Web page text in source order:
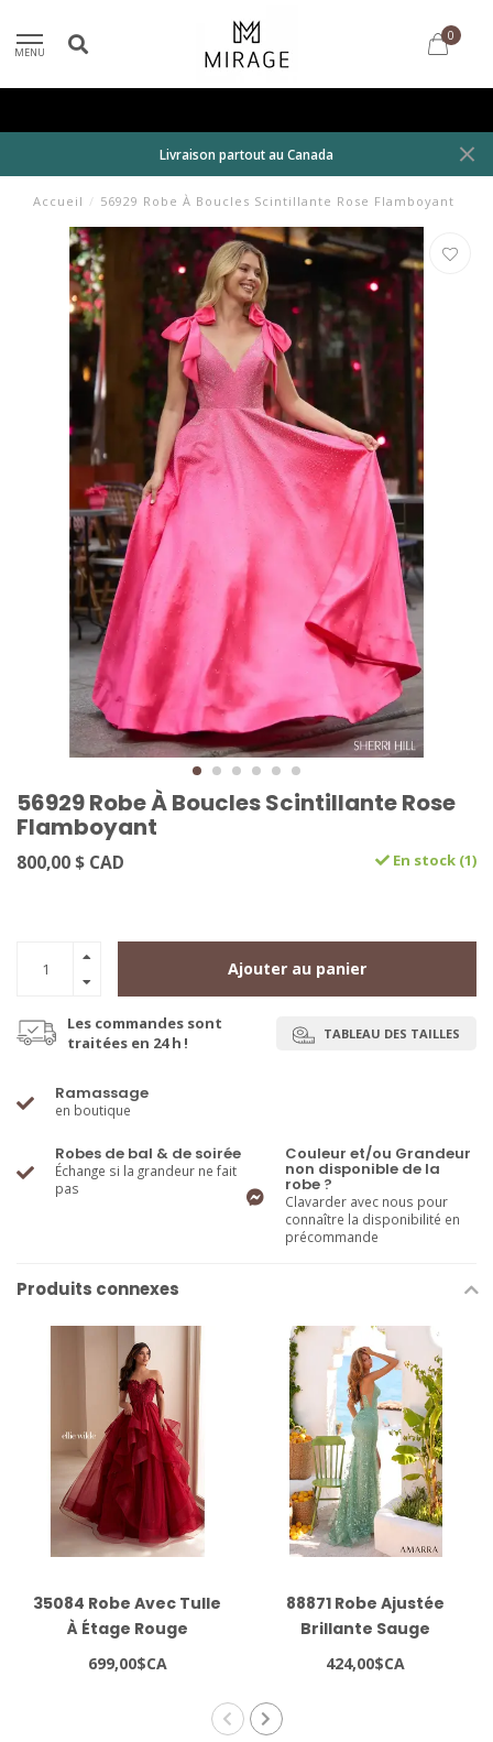
MENU
0
Livraison partout au Canada
Accueil / 56929 Robe À Boucles Scintillante Rose Flamboyant
56929 Robe À Boucles Scintillante Rose
Flamboyant
800,00 $ CAD En stock (1)
Ajouter au panier
Les commandes sont
traitées en 24 h !
TABLEAU DES TAILLES
Ramassage
en boutique
Robes de bal & de soirée
Échange si la grandeur ne fait
pas
Couleur et/ou Grandeur
non disponible de la
robe ?
Clavarder avec nous pour
connaître la disponibilité en
précommande
Produits connexes
35084 Robe Avec Tulle
À Étage Rouge
699,00$CA
88871 Robe Ajustée
Brillante Sauge
424,00$CA